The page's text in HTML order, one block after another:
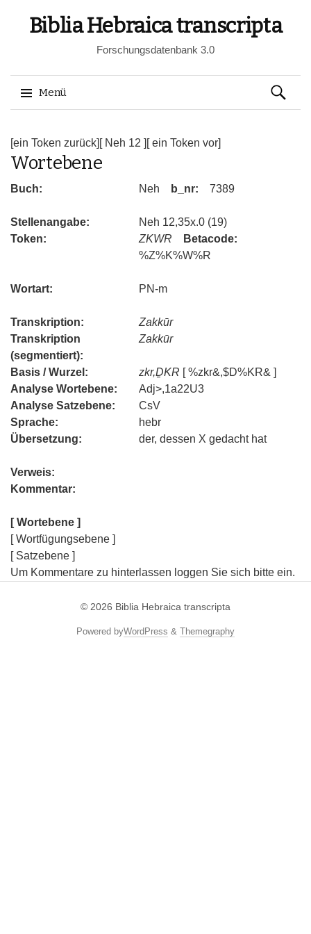
Biblia Hebraica transcripta
Forschungsdatenbank 3.0
Menü
zum
Inhalt
Suchen
nach:
[ein Token zurück] [ Neh 12 ] [ ein Token vor]
Wortebene
Buch: Neh b_nr: 7389
Stellenangabe:
Neh 12,35x.0 (19)
Token:
ZKWR
Betacode:
%Z%K%W%R
Wortart: PN-m
Transkription:
Zakkūr
Transkription
(segmentiert):
Zakkūr
Basis / Wurzel: zkr,ḎKR [ %zkr&,$D%KR& ]
Analyse Wortebene:
Adj>,1a22U3
Analyse Satzebene:
CsV
Sprache:
hebr
Übersetzung:
der, dessen X gedacht hat
Verweis:
Kommentar:
[ Wortebene ]
[ Wortfügungsebene ]
[ Satzebene ]
Um Kommentare zu hinterlassen loggen Sie sich bitte ein.
© 2026 Biblia Hebraica transcripta
Powered byWordPress & Themegraphy